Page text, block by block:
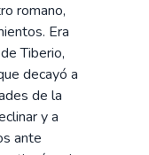
romano,
Era
Tiberio,
decayó a
de la
y a
ante